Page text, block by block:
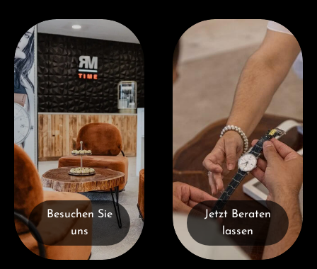
Besuchen Sie uns
Besuchen Sie
uns
Jetzt Beraten lassen
Jetzt Beraten
lassen